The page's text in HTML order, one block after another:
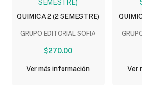
QUIMICA 2 (2 SEMESTRE)
GRUPO EDITORIAL SOFIA
$270.00
Ver más información Ver